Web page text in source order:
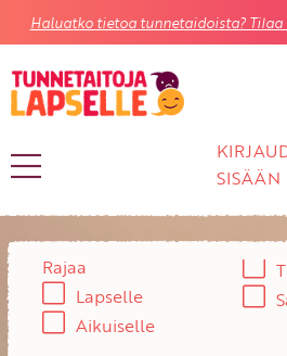
Haluatko tietoa tunnetaidoista?
SISÄÄN
KIRJAUDU SISÄÄN
Käyttäjätunnus
Rajaa
Lapselle
Aikuiselle